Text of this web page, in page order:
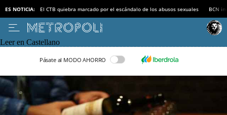
ES NOTICIA: El CTB quiebra marcado por el escándalo de los abusos sexuales BCN
Leer en Castellano
Pásate al MODO AHORRO